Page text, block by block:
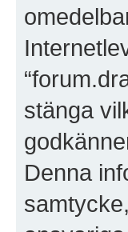
stänga
Denna